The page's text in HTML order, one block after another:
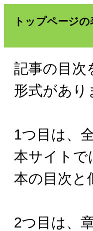
トップページ
記事の目次
形式があり
1つ目は、
本サイトで
本の目次と
2つ目は、